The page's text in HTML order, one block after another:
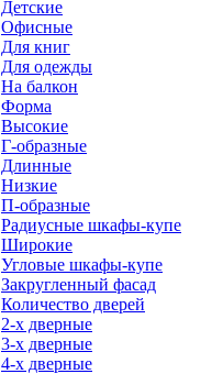
Детские
Офисные
Для книг
Для одежды
На балкон
Форма
Высокие
Г-образные
Длинные
Низкие
П-образные
Радиусные шкафы-купе
Широкие
Угловые шкафы-купе
Закругленный фасад
Количество дверей
2-х дверные
3-х дверные
4-х дверные